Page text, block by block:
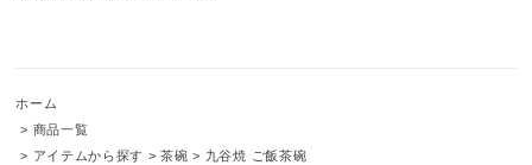
ホーム
> 商品一覧
> アイテムから探す >茶碗 > 九谷焼 ご飯茶碗